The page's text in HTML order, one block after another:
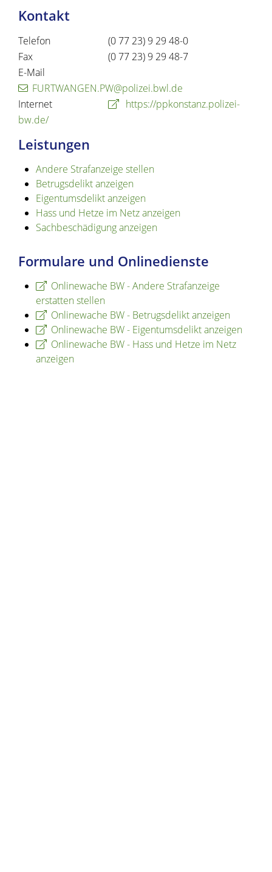
Kontakt
Telefon (077 23) 9 29 48-0
Fax
(077 23) 9 29 48-7
E-Mail
FURTWANGEN.PW@polizei.bwl.de
Internet
https://ppkonstanz.polizei-
bw.de/
Leistungen
Andere Strafanzeige stellen
Betrugsdelikt anzeigen
Eigentumsdelikt anzeigen
Hass und Hetze im Netz anzeigen
Sachbeschädigung anzeigen
Formulare und Onlinedienste
Onlinewache BW - Andere Strafanzeige
erstatten stellen
Onlinewache BW - Betrugsdelikt anzeigen
Onlinewache BW - Eigentumsdelikt anzeigen
Onlinewache BW - Hass und Hetze im Netz
anzeigen